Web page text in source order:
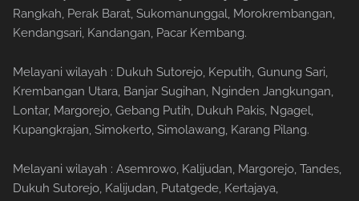
Rangkah, Perak Barat, Sukomanunggal, Morokrembangan,
Kendangsari, Kandangan, Pacar Kembang.
Melayani wilayah : Dukuh Sutorejo, Keputih, Gunung Sari,
Krembangan Utara, Banjar Sugihan, Nginden Jangkungan,
Lontar, Margorejo, Gebang Putih, Dukuh Pakis, Ngagel,
Kupangkrajan, Simokerto, Simolawang, Karang Pilang.
Melayani wilayah : Asemrowo, Kalijudan, Margorejo, Tandes,
Dukuh Sutorejo, Kalijudan, Putatgede, Kertajaya,